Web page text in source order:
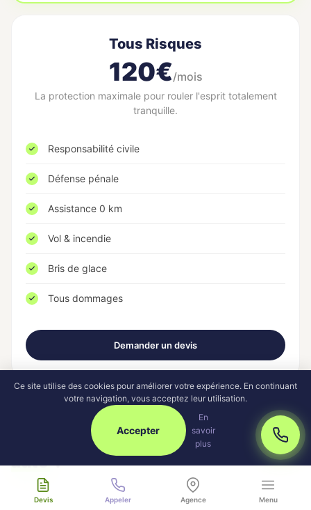
Devis Appeler Agence Menu
Tous Risques
120€/mois
La protection maximale pour rouler l'esprit totalement
tranquille.
Responsabilité civile
Défense pénale
Assistance 0 km
Vol & incendie
Bris de glace
Tous dommages
Demander un devis
Combien coûte une
assurance
auto?
Ce site utilise des cookies pour améliorer votre expérience. En continuant
votre navigation, vous acceptez leur utilisation.
Accepter
En
savoir
plus